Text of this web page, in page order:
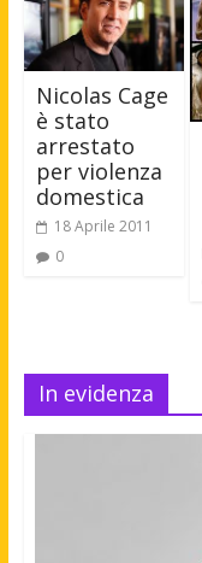
Nicolas Cage
è stato
arrestato
per violenza
domestica
18 Aprile 2011
0
In evidenza